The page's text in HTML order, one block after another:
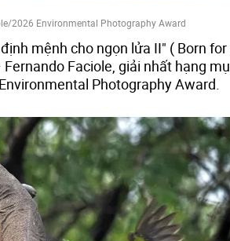
2026 Environmental Photography Award
mệnh cho ngọn lửa II" ( Born
Faciole, giải nhất hạng
Photography Award.